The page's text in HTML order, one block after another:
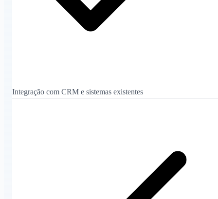
Integração com CRM e sistemas existentes